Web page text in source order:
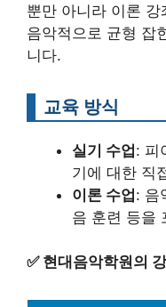
뿐만 아니라 이론
음악적으로 균형 잡
니다.
교육 방식
실기 수업: 피
기에 대한 직
이론 수업: 음
음 훈련 등을
✅ 현대음악학원의